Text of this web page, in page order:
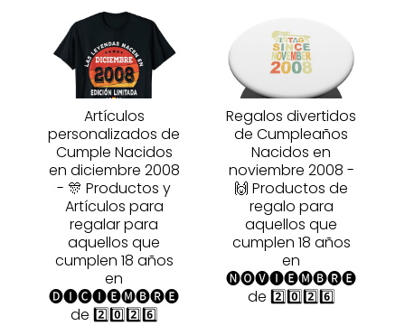
Artículos
personalizados de
Cumple Nacidos
en diciembre 2008
- 🎊 Productos y
Artículos para
regalar para
aquellos que
cumplen 18 años
en
🅓🅘🅒🅘🅔🅜🅑🅡🅔
de 2️⃣0️⃣2️⃣6️⃣
Regalos divertidos
de Cumpleaños
Nacidos en
noviembre 2008 -
🙌 Productos de
regalo para
aquellos que
cumplen 18 años
en
🅝🅞🅥🅘🅔🅜🅑🅡🅔
de 2️⃣0️⃣2️⃣6️⃣